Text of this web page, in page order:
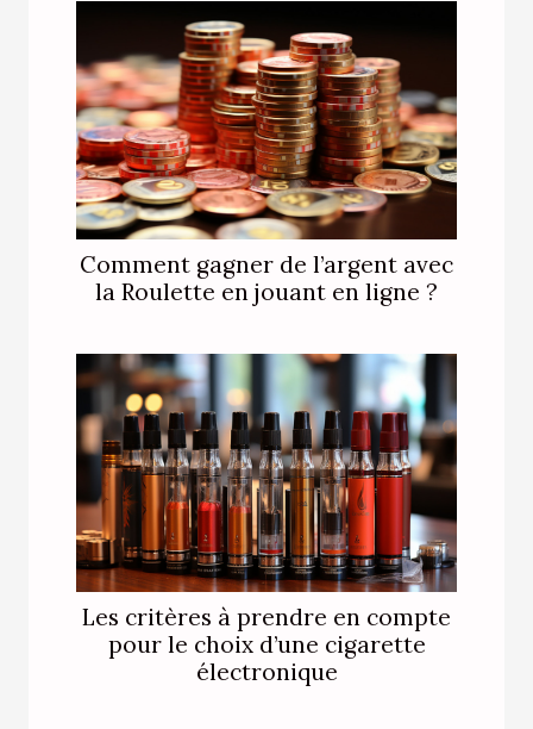
Comment gagner de l’argent avec
la Roulette en jouant en ligne ?
Les critères à prendre en compte
pour le choix d’une cigarette
électronique